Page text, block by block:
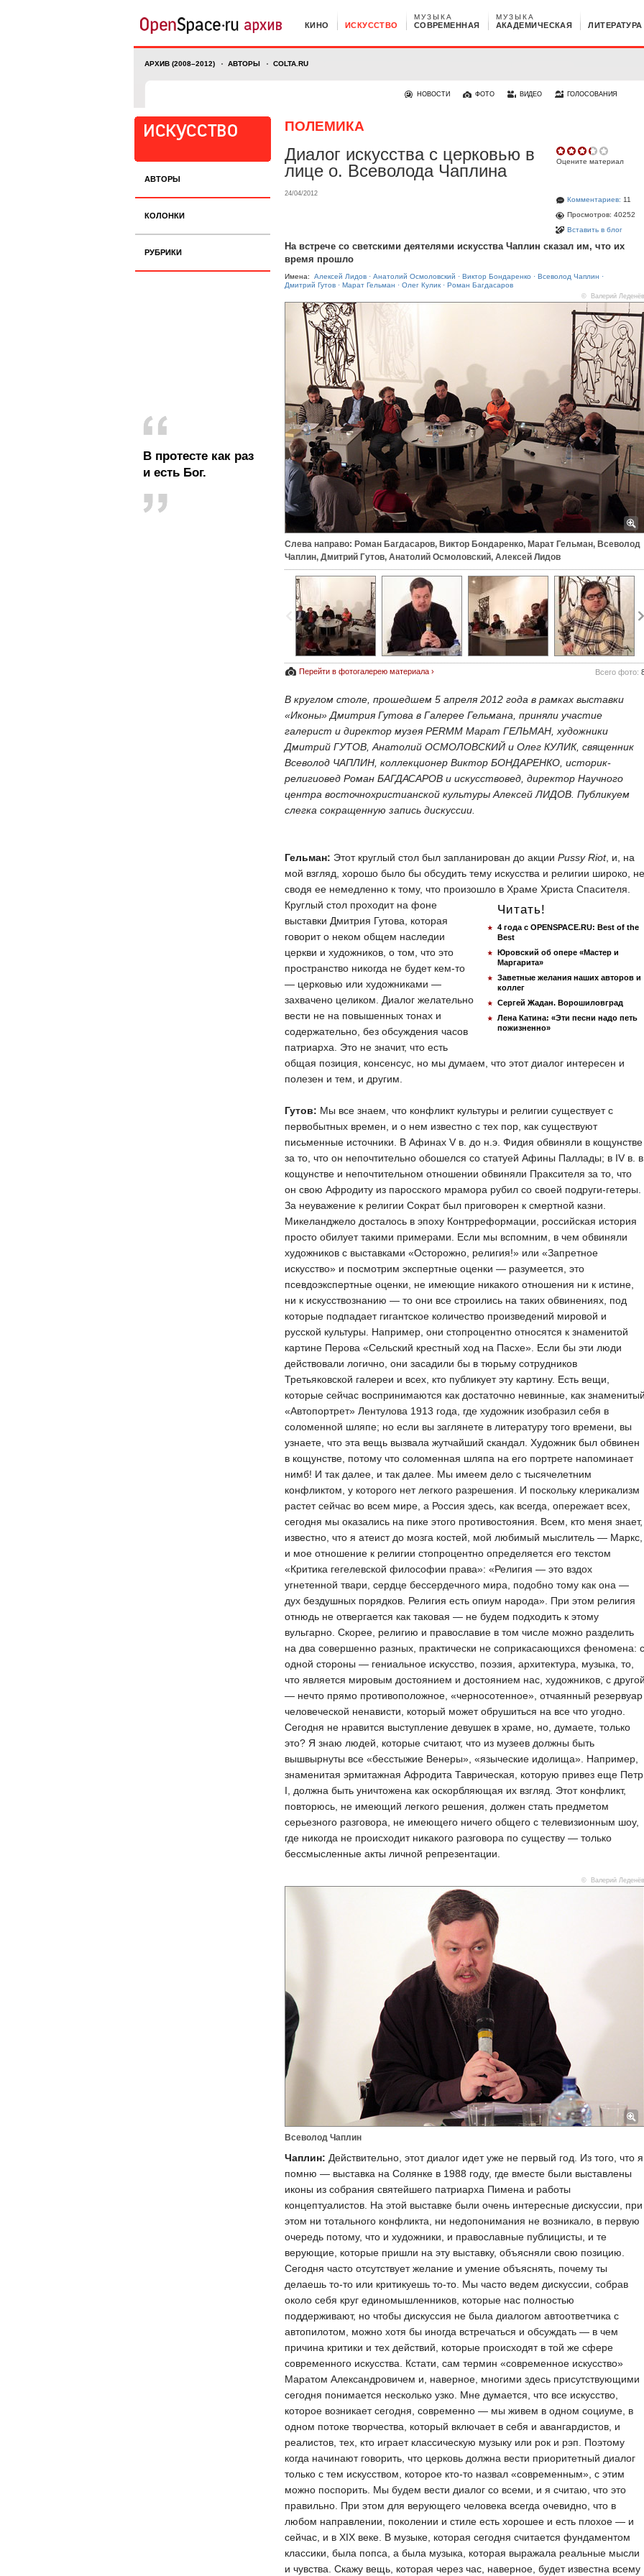
КИНО ИСКУССТВО СОВРЕМЕННАЯ
МУЗЫКА
АКАДЕМИЧЕСКАЯ
МУЗЫКА
ЛИТЕРАТУРА
АРХИВ (2008–2012) АВТОРЫ COLTA.RU
НОВОСТИ ФОТО ВИДЕО ГОЛОСОВАНИЯ
АВТОРЫ
КОЛОНКИ
РУБРИКИ
В протесте как раз
и есть Бог.
ПОЛЕМИКА
Оцените материал
Комментариев: 11
Просмотров: 40252
Вставить в блог
Диалог искусства с церковью в
лице о. Всеволода Чаплина
24/04/2012
На встрече со светскими деятелями искусства Чаплин сказал им, что их
время прошло
Имена: Алексей Лидов · Анатолий Осмоловский · Виктор Бондаренко · Всеволод Чаплин ·
Дмитрий Гутов · Марат Гельман · Олег Кулик · Роман Багдасаров
© Валерий Леденёв
Слева направо: Роман Багдасаров, Виктор Бондаренко, Марат Гельман, Всеволод
Чаплин, Дмитрий Гутов, Анатолий Осмоловский, Алексей Лидов
Перейти в фотогалерею материала › Всего фото:
В круглом столе, прошедшем 5 апреля 2012 года в рамках выставки
«Иконы» Дмитрия Гутова в Галерее Гельмана, приняли участие
галерист и директор музея PERMM Марат ГЕЛЬМАН, художники
Дмитрий ГУТОВ, Анатолий ОСМОЛОВСКИЙ и Олег КУЛИК, священник
Всеволод ЧАПЛИН, коллекционер Виктор БОНДАРЕНКО, историк-
религиовед Роман БАГДАСАРОВ и искусствовед, директор Научного
центра восточнохристианской культуры Алексей ЛИДОВ. Публикуем
слегка сокращенную запись дискуссии.
Гельман: Этот круглый стол был запланирован до акции Pussy Riot, и, на
мой взгляд, хорошо было бы обсудить тему искусства и религии широко, не
сводя ее немедленно к тому, что произошло в
Читать!
4 года с OPENSPACE.RU: Best of the
Best
Юровский об опере «Мастер и
Маргарита»
Заветные желания наших авторов и
коллег
Сергей Жадан. Ворошиловград
Лена Катина: «Эти песни надо петь
пожизненно»
Храме Христа Спасителя.
Круглый стол проходит на фоне
выставки Дмитрия Гутова, которая
говорит о неком общем наследии
церкви и художников, о том, что это
пространство никогда не будет кем-то
— церковью или художниками —
захвачено целиком. Диалог желательно
вести не на повышенных тонах и
содержательно, без обсуждения часов
патриарха. Это не значит, что есть
общая позиция, консенсус, но мы думаем, что этот диалог интересен и
полезен и тем, и другим.
Гутов: Мы все знаем, что конфликт культуры и религии существует с
первобытных времен, и о нем известно с тех пор, как существуют
письменные источники. В Афинах V в. до н.э. Фидия обвиняли в кощунстве
за то, что он непочтительно обошелся со статуей Афины Паллады; в IV в. в
кощунстве и непочтительном отношении обвиняли Праксителя за то, что
он свою Афродиту из паросского мрамора рубил со своей подруги-гетеры.
За неуважение к религии Сократ был приговорен к смертной казни.
Микеланджело досталось в эпоху Контрреформации, российская история
просто обилует такими примерами. Если мы вспомним, в чем обвиняли
художников с выставками «Осторожно, религия!» или «Запретное
искусство» и посмотрим экспертные оценки — разумеется, это
псевдоэкспертные оценки, не имеющие никакого отношения ни к истине,
ни к искусствознанию — то они все строились на таких обвинениях, под
которые подпадает гигантское количество произведений мировой и
русской культуры. Например, они стопроцентно относятся к знаменитой
картине Перова «Сельский крестный ход на Пасхе». Если бы эти люди
действовали логично, они засадили бы в тюрьму сотрудников
Третьяковской галереи и всех, кто публикует эту картину. Есть вещи,
которые сейчас воспринимаются как достаточно невинные, как знаменитый
«Автопортрет» Лентулова 1913 года, где художник изобразил себя в
соломенной шляпе; но если вы заглянете в литературу того времени, вы
узнаете, что эта вещь вызвала жутчайший скандал. Художник был обвинен
в кощунстве, потому что соломенная шляпа на его портрете напоминает
нимб! И так далее, и так далее. Мы имеем дело с тысячелетним
конфликтом, у которого нет легкого разрешения. И поскольку клерикализм
растет сейчас во всем мире, а Россия здесь, как всегда, опережает всех,
сегодня мы оказались на пике этого противостояния. Всем, кто меня знает,
известно, что я атеист до мозга костей, мой любимый мыслитель — Маркс,
и мое отношение к религии стопроцентно определяется его текстом
«Критика гегелевской философии права»: «Религия — это вздох
угнетенной твари, сердце бессердечного мира, подобно тому как она —
дух бездушных порядков. Религия есть опиум народа». При этом религия
отнюдь не отвергается как таковая — не будем подходить к этому
вульгарно. Скорее, религию и православие в том числе можно разделить
на два совершенно разных, практически не соприкасающихся феномена: с
одной стороны — гениальное искусство, поэзия, архитектура, музыка, то,
что является мировым достоянием и достоянием нас, художников, с другой
— нечто прямо противоположное, «черносотенное», отчаянный резервуар
человеческой ненависти, который может обрушиться на все что угодно.
Сегодня не нравится выступление девушек в храме, но, думаете, только
это? Я знаю людей, которые считают, что из музеев должны быть
вышвырнуты все «бесстыжие Венеры», «языческие идолища». Например,
знаменитая эрмитажная Афродита Таврическая, которую привез еще Петр
I, должна быть уничтожена как оскорбляющая их взгляд. Этот конфликт,
повторюсь, не имеющий легкого решения, должен стать предметом
серьезного разговора, не имеющего ничего общего с телевизионным шоу,
где никогда не происходит никакого разговора по существу — только
бессмысленные акты личной репрезентации.
© Валерий Леденёв
Всеволод Чаплин
Чаплин: Действительно, этот диалог идет уже не первый год. Из того, что я
помню — выставка на Солянке в 1988 году, где вместе были выставлены
иконы из собрания святейшего патриарха Пимена и работы
концептуалистов. На этой выставке были очень интересные дискуссии, при
этом ни тотального конфликта, ни недопонимания не возникало, в первую
очередь потому, что и художники, и православные публицисты, и те
верующие, которые пришли на эту выставку, объясняли свою позицию.
Сегодня часто отсутствует желание и умение объяснять, почему ты
делаешь то-то или критикуешь то-то. Мы часто ведем дискуссии, собрав
около себя круг единомышленников, которые нас полностью
поддерживают, но чтобы дискуссия не была диалогом автоответчика с
автопилотом, можно хотя бы иногда встречаться и обсуждать — в чем
причина критики и тех действий, которые происходят в той же сфере
современного искусства. Кстати, сам термин «современное искусство»
Маратом Александровичем и, наверное, многими здесь присутствующими
сегодня понимается несколько узко. Мне думается, что все искусство,
которое возникает сегодня, современно — мы живем в одном социуме, в
одном потоке творчества, который включает в себя и авангардистов, и
реалистов, тех, кто играет классическую музыку или рок и рэп. Поэтому
когда начинают говорить, что церковь должна вести приоритетный диалог
только с тем искусством, которое кто-то назвал «современным», с этим
можно поспорить. Мы будем вести диалог со всеми, и я считаю, что это
правильно. При этом для верующего человека всегда очевидно, что в
любом направлении, поколении и стиле есть хорошее и есть плохое — и
сейчас, и в XIX веке. В музыке, которая сегодня считается фундаментом
классики, была попса, а была музыка, которая выражала реальные мысли
и чувства. Скажу вещь, которая через час, наверное, будет известна всему